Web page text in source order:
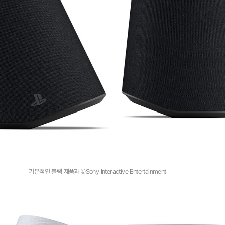
기본적인 블랙 제품과 ©Sony Interactive Entertainment